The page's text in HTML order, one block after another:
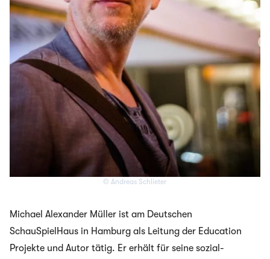
© Andreas Schlieter
Michael Alexander Müller ist am Deutschen
SchauSpielHaus in Hamburg als Leitung der Education
Projekte und Autor tätig. Er erhält für seine sozial-